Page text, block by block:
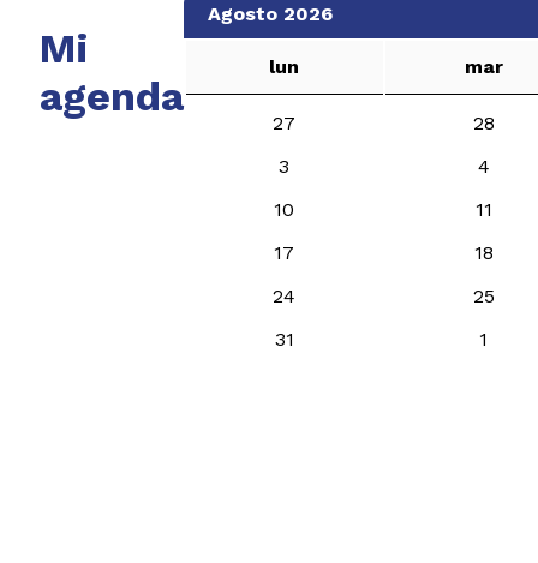
Mi
agenda
Agosto 2026
lun mar
27
28
3
4
10
11
17
18
24
25
31
1